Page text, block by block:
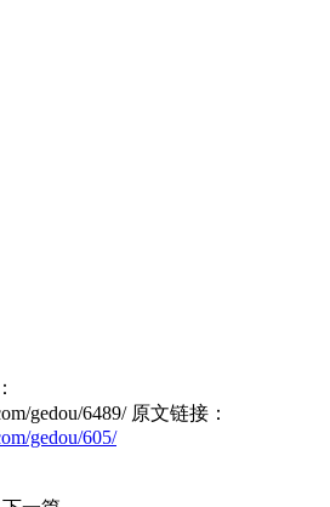
gedou/6489/ 原文链接：
gedou/605/